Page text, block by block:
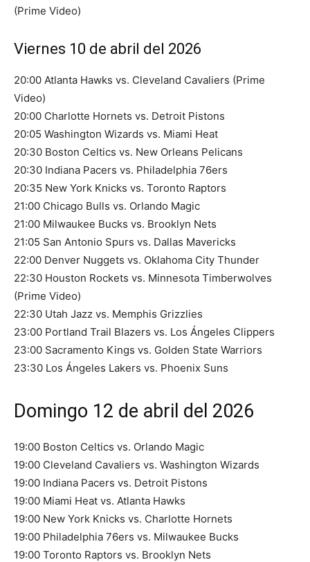
(Prime Video)
Viernes 10 de abril del 2026
20:00 Atlanta Hawks vs. Cleveland Cavaliers (Prime
Video)
20:00 Charlotte Hornets vs. Detroit Pistons
20:05 Washington Wizards vs. Miami Heat
20:30 Boston Celtics vs. New Orleans Pelicans
20:30 Indiana Pacers vs. Philadelphia 76ers
20:35 New York Knicks vs. Toronto Raptors
21:00 Chicago Bulls vs. Orlando Magic
21:00 Milwaukee Bucks vs. Brooklyn Nets
21:05 San Antonio Spurs vs. Dallas Mavericks
22:00 Denver Nuggets vs. Oklahoma City Thunder
22:30 Houston Rockets vs. Minnesota Timberwolves
(Prime Video)
22:30 Utah Jazz vs. Memphis Grizzlies
23:00 Portland Trail Blazers vs. Los Ángeles Clippers
23:00 Sacramento Kings vs. Golden State Warriors
23:30 Los Ángeles Lakers vs. Phoenix Suns
Domingo 12 de abril del 2026
19:00 Boston Celtics vs. Orlando Magic
19:00 Cleveland Cavaliers vs. Washington Wizards
19:00 Indiana Pacers vs. Detroit Pistons
19:00 Miami Heat vs. Atlanta Hawks
19:00 New York Knicks vs. Charlotte Hornets
19:00 Philadelphia 76ers vs. Milwaukee Bucks
19:00 Toronto Raptors vs. Brooklyn Nets